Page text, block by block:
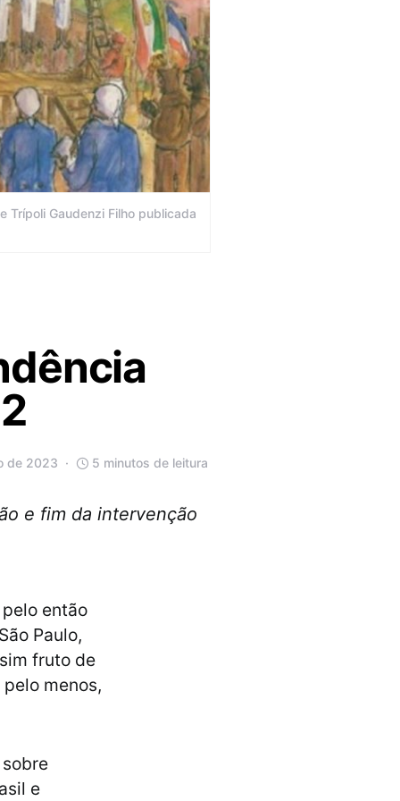
Trípoli Gaudenzi Filho publicada
de 2023 5 minutos de leitura
e fim da intervenção
então
Paulo,
fruto de
menos,
e